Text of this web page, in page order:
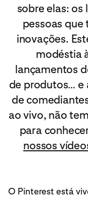
sobre elas: os
pessoas que
inovações.
modéstia
lançamentos
de produtos… e
de
ao vivo, não
para
nossos
O Pinterest está